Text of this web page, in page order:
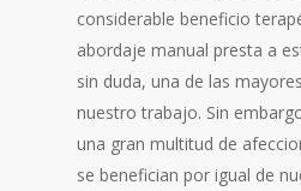
considerable beneficio
abordaje manual presta a
sin duda, una de las
nuestro trabajo. Sin
una gran multitud de
se benefician por igual de